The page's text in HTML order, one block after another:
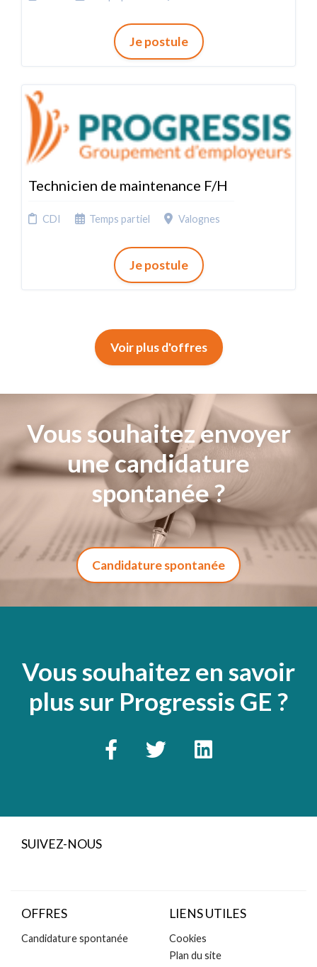
Je postule
Technicien de maintenance F/H
CDI Temps partiel Valognes
Je postule
Voir plus d'offres
Vous souhaitez envoyer
une candidature
spontanée ?
Candidature spontanée
Vous souhaitez en savoir
plus sur Progressis GE ?
SUIVEZ-NOUS
OFFRES
Candidature spontanée
LIENS UTILES
Cookies
Plan du site